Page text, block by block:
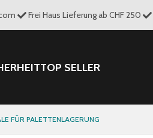
Frei Haus Lieferung ab CHF 250
TOP SELLER
FÜR PALETTENLAGERUNG